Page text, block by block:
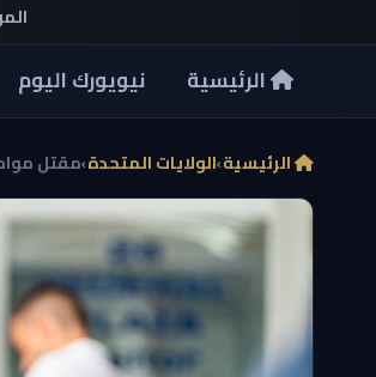
الرئيسية نيويورك اليوم
الرئيسية›الولايات المتحدة›مقتل